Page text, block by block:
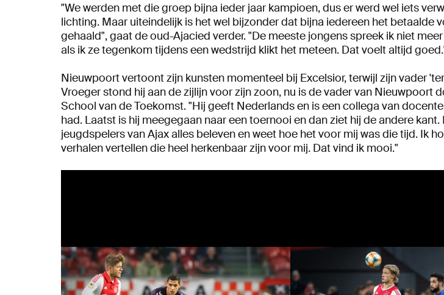
"We werden met die groep bijna ieder jaar kampioen, dus er werd wel iets
lichting. Maar uiteindelijk is het wel bijzonder dat bijna iedereen het betaalde
gehaald", gaat de oud-Ajacied verder. "De meeste jongens spreek ik niet
als ik ze tegenkom tijdens een wedstrijd klikt het meteen. Dat voelt altijd
Nieuwpoort vertoont zijn kunsten momenteel bij Excelsior, terwijl zijn vader
Vroeger stond hij aan de zijlijn voor zijn zoon, nu is de vader van Nieuwpoort
School van de Toekomst. "Hij geeft Nederlands en is een collega van
had. Laatst is hij meegegaan naar een toernooi en dan ziet hij de andere kant.
jeugdspelers van Ajax alles beleven en weet hoe het voor mij was die tijd. Ik
verhalen vertellen die heel herkenbaar zijn voor mij. Dat vind ik mooi."